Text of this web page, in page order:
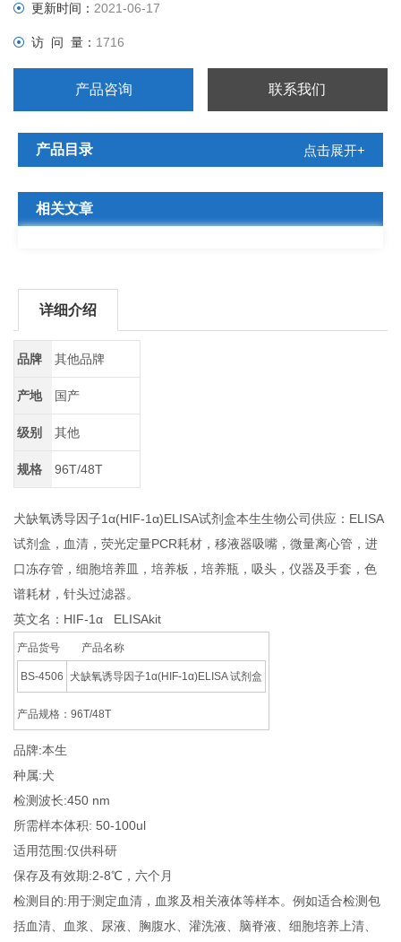
更新时间：2021-06-17
访 问 量： 1716
产品咨询 联系我们
产品目录 点击展开+
相关文章
详细介绍
品牌 其他品牌
产地 国产
级别 其他
规格 96T/48T
犬缺氧诱导因子1α(HIF-1α)ELISA试剂盒本生生物公司供应：ELISA
试剂盒，血清，荧光定量PCR耗材，移液器吸嘴，微量离心管，进
口冻存管，细胞培养皿，培养板，培养瓶，吸头，仪器及手套，色
谱耗材，针头过滤器。
英文名：HIF-1α ELISAkit
产品货号 产品名称
BS-4506 犬缺氧诱导因子1α(HIF-1α)ELISA 试剂盒
产品规格：96T/48T
品牌:本生
种属:犬
检测波长:450 nm
所需样本体积: 50-100ul
适用范围:仅供科研
保存及有效期:2-8℃，六个月
检测目的:用于测定血清，血浆及相关液体等样本。例如适合检测包
括血清、血浆、尿液、胸腹水、灌洗液、脑脊液、细胞培养上清、